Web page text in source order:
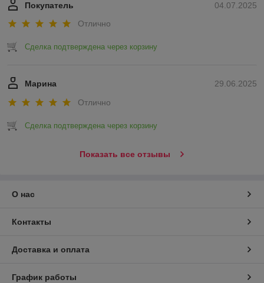
04.07.2025
Покупатель
Отлично
Сделка подтверждена через корзину
29.06.2025
Марина
Отлично
Сделка подтверждена через корзину
Показать все отзывы
О нас
Контакты
Доставка и оплата
График работы